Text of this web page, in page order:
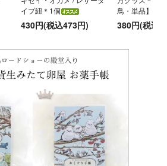
イプ紐＊1個
430円(税込473円)
鳥・単品】
380円(税込